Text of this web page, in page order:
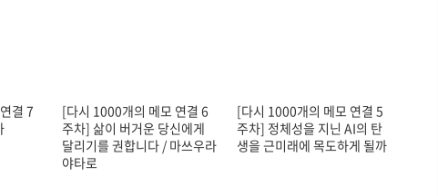
결 7
[다시 1000개의 메모 연결 6
주차] 삶이 버거운 당신에게
달리기를 권합니다 / 마쓰우라
야타로
[다시 1000개의 메모 연결 5
주차] 정체성을 지닌 AI의 탄
생을 근미래에 목도하게 될까